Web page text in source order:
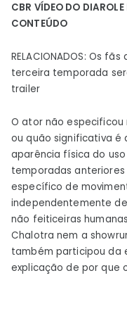
CBR VÍDEO DO DIA
CONTEÚDO
RELACIONADOS: Os
terceira temporada
trailer
O ator não especificou
ou quão significativa é
aparência física do
temporadas anteriores
específico de
independentemente
não feiticeiras
Chalotra nem a
também participou da
explicação de por que